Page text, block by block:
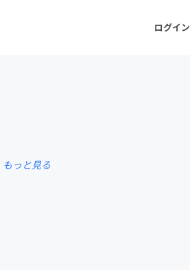
ログイン
プロダクト
もっと見る